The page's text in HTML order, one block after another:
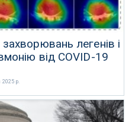
легенів і
від COVID-19
2025 р.